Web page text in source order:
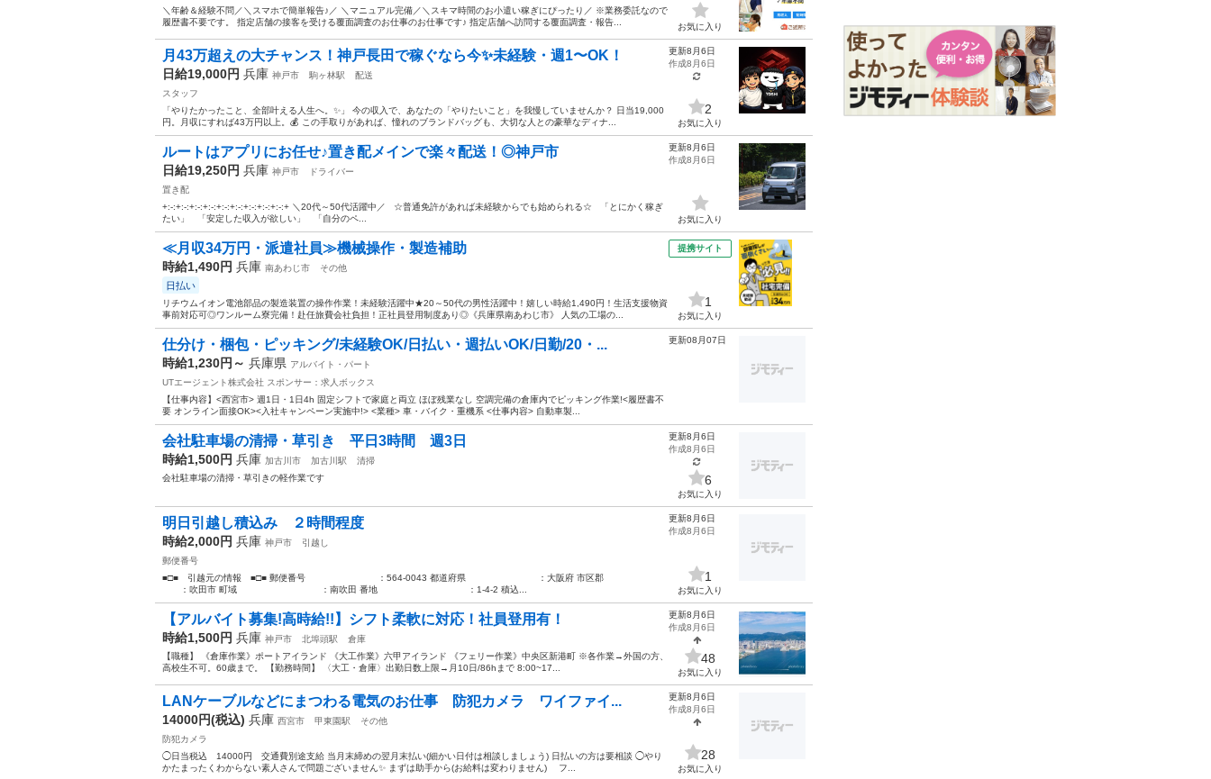
＼年齢＆経験不問／＼スマホで簡単報告♪／ ＼マニュアル完備／＼スキマ時間のお小遣い稼ぎにぴったり／ ※業務委託なので
履歴書不要です。 指定店舗の接客を受ける覆面調査のお仕事のお仕事です♪ 指定店舗へ訪問する覆面調査・報告...
お気に入り
月43万超えの大チャンス！神戸長田で稼ぐなら今✨未経験・週1〜OK！
日給19,000円 兵庫 神戸市 駒ヶ林駅
配送
スタッフ
「やりたかったこと、全部叶える人生へ。✨」 今の収入で、あなたの「やりたいこと」を我慢していませんか？ 日当19,000
円。月収にすれば43万円以上。💰 この手取りがあれば、憧れのブランドバッグも、大切な人との豪華なディナ...
更新8月6日
作成8月6日
2
お気に入り
ルートはアプリにお任せ♪置き配メインで楽々配送！◎神戸市
日給19,250円 兵庫 神戸市
ドライバー
置き配
+:-:+:-:+:-:+:-:+:-:+:-:+:-:+:-:+:-:+ ＼20代～50代活躍中／ ☆普通免許があれば未経験からでも始められる☆ 「とにかく稼ぎ
たい」 「安定した収入が欲しい」 「自分のペ...
更新8月6日
作成8月6日
お気に入り
≪月収34万円・派遣社員≫機械操作・製造補助
時給1,490円 兵庫 南あわじ市 その他
日払い
リチウムイオン電池部品の製造装置の操作作業！未経験活躍中★20～50代の男性活躍中！嬉しい時給1,490円！生活支援物資
事前対応可◎ワンルーム寮完備！赴任旅費会社負担！正社員登用制度あり◎《兵庫県南あわじ市》 人気の工場の...
提携サイト
1
お気に入り
仕分け・梱包・ピッキング/未経験OK/日払い・週払いOK/日勤/20・...
時給1,230円～ 兵庫県 アルバイト・パート
UTエージェント株式会社 スポンサー：求人ボックス
【仕事内容】<西宮市> 週1日・1日4h 固定シフトで家庭と両立 ほぼ残業なし 空調完備の倉庫内でピッキング作業!<履歴書不
要 オンライン面接OK><入社キャンペーン実施中!> <業種> 車・バイク・重機系 <仕事内容> 自動車製...
更新08月07日
会社駐車場の清掃・草引き 平日3時間 週3日
時給1,500円 兵庫 加古川市 加古川駅
清掃
会社駐車場の清掃・草引きの軽作業です
更新8月6日
作成8月6日
6
お気に入り
明日引越し積込み ２時間程度
時給2,000円 兵庫 神戸市
引越し
郵便番号
■□■ 引越元の情報 ■□■ 郵便番号 ：564-0043 都道府県 ：大阪府 市区郡
：吹田市 町域 ：南吹田 番地 ：1-4-2 積込...
更新8月6日
作成8月6日
1
お気に入り
【アルバイト募集!高時給!!】シフト柔軟に対応！社員登用有！
時給1,500円 兵庫 神戸市 北埠頭駅
倉庫
【職種】 《倉庫作業》ポートアイランド 《大工作業》六甲アイランド 《フェリー作業》中央区新港町 ※各作業→外国の方、
高校生不可。60歳まで。 【勤務時間】 〈大工・倉庫〉出勤日数上限→月10日/86hまで 8:00~17...
更新8月6日
作成8月6日
48
お気に入り
LANケーブルなどにまつわる電気のお仕事 防犯カメラ ワイファイ...
14000円(税込) 兵庫 西宮市 甲東園駅
その他
防犯カメラ
◯日当税込 14000円 交通費別途支給 当月末締めの翌月末払い(細かい日付は相談しましょう) 日払いの方は要相談 ◯やり
かたまったくわからない素人さんで問題ございません✨️ まずは助手から(お給料は変わりません) フ...
更新8月6日
作成8月6日
28
お気に入り